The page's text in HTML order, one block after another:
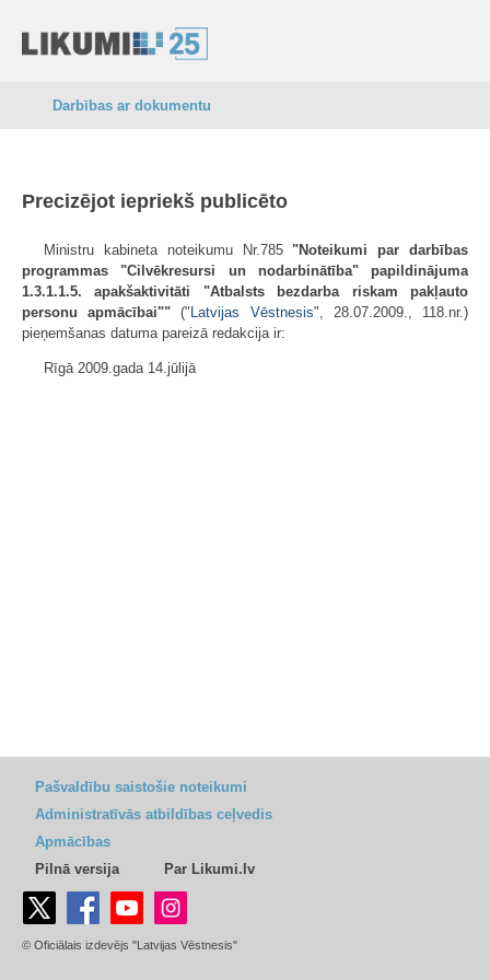
Darbības ar dokumentu
Precizējot iepriekš publicēto
Ministru kabineta noteikumu Nr.785 "Noteikumi par darbības
programmas "Cilvēkresursi un nodarbinātība" papildinājuma
1.3.1.1.5. apakšaktivitāti "Atbalsts bezdarba riskam pakļauto
personu apmācībai"" (" Latvijas Vēstnesis", 28.07.2009., 118.nr.)
pieņemšanas datuma pareizā redakcija ir:
Rīgā 2009.gada 14.jūlijā
Pašvaldību saistošie noteikumi
Administratīvās atbildības ceļvedis
Apmācības
Pilnā versija
Par Likumi.lv
© Oficiālais izdevējs "Latvijas Vēstnesis"